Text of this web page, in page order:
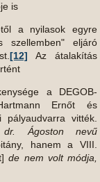
is
a nyilasok egyre
szellemben" eljáró
[12] Az átalakítás
a DEGOB-
Ernőt és
pályaudvarra vitték.
Ágoston nevű
hanem a VIII.
de nem volt módja,